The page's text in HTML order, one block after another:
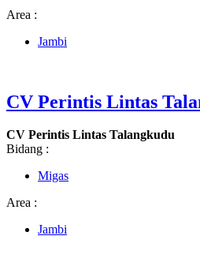
Area :
Jambi
CV Perintis Lintas
CV Perintis Lintas Talangkudu
Bidang :
Migas
Area :
Jambi